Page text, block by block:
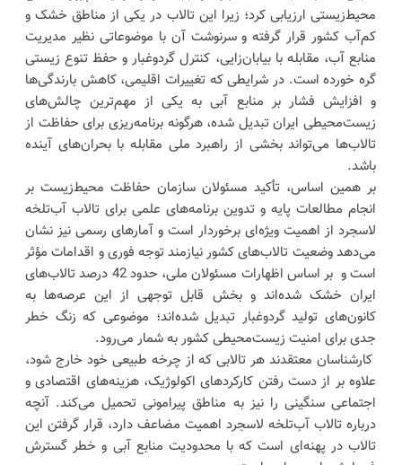
محیط‌زیستی ارزیابی کرد؛ زیرا این تالاب در یکی از مناطق خشک و
کم‌آب کشور قرار گرفته و سرنوشت آن با موضوعاتی نظیر مدیریت
منابع آب، مقابله با بیابان‌زایی، کنترل گردوغبار و حفظ تنوع زیستی
گره خورده است. در شرایطی که تغییرات اقلیمی، کاهش بارندگی‌ها
و افزایش فشار بر منابع آبی به یکی از مهم‌ترین چالش‌های
زیست‌محیطی ایران تبدیل شده، هرگونه برنامه‌ریزی برای حفاظت از
تالاب‌ها می‌تواند بخشی از راهبرد ملی مقابله با بحران‌های آینده
باشد.
بر همین اساس، تأکید مسئولان سازمان حفاظت محیط‌زیست بر
انجام مطالعات پایه و تدوین برنامه‌های علمی برای تالاب آب‌تلخه
لاسجرد از اهمیت ویژه‌ای برخوردار است و آمارهای رسمی نیز نشان
می‌دهد وضعیت تالاب‌های کشور نیازمند توجه فوری و اقدامات مؤثر
است و بر اساس اظهارات مسئولان ملی، حدود 42 درصد تالاب‌های
ایران خشک شده‌اند و بخش قابل توجهی از این عرصه‌ها به
کانون‌های تولید گردوغبار تبدیل شده‌اند؛ موضوعی که زنگ خطر
جدی برای امنیت زیست‌محیطی کشور به شمار می‌رود.
کارشناسان معتقدند هر تالابی که از چرخه طبیعی خود خارج شود،
علاوه بر از دست رفتن کارکردهای اکولوژیک، هزینه‌های اقتصادی و
اجتماعی سنگینی را نیز به مناطق پیرامونی تحمیل می‌کند. آنچه
درباره تالاب آب‌تلخه لاسجرد اهمیت مضاعف دارد، قرار گرفتن این
تالاب در پهنه‌ای است که با محدودیت منابع آبی و خطر گسترش